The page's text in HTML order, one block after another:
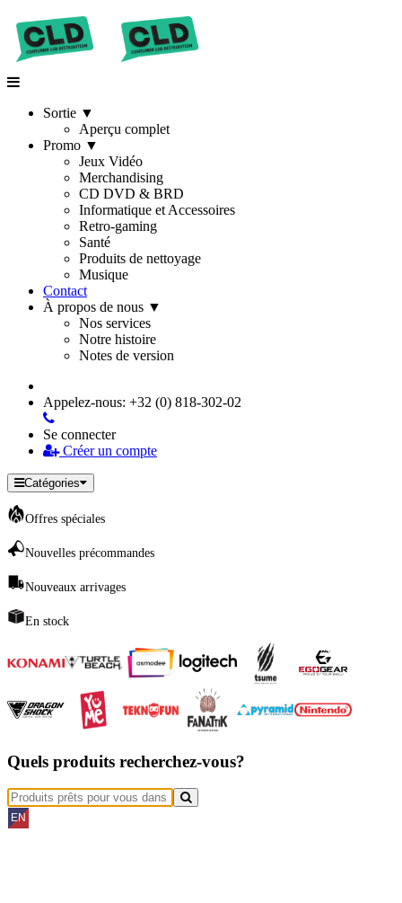
Sortie ▼
Aperçu complet
Promo ▼
Jeux Vidéo
Merchandising
CD DVD & BRD
Informatique et Accessoires
Retro-gaming
Santé
Produits de nettoyage
Musique
Contact
À propos de nous ▼
Nos services
Notre histoire
Notes de version
Appelez-nous: +32 (0) 818-302-02
Se connecter
Créer un compte
Catégories
Offres spéciales
Nouvelles précommandes
Nouveaux arrivages
En stock
Quels produits recherchez-vous?